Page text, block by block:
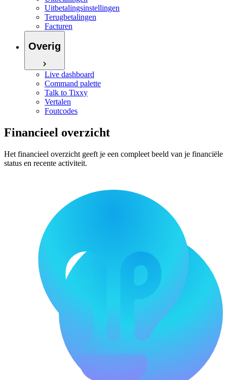
Uitbetalingsinstellingen
Terugbetalingen
Facturen
Overig
Live dashboard
Command palette
Talk to Tixxy
Vertalen
Foutcodes
Financieel overzicht
Het financieel overzicht geeft je een compleet beeld van je financiële
status en recente activiteit.